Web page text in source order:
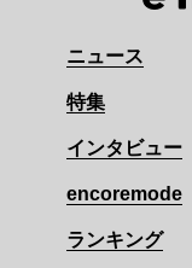
ニュース
特集
インタビュー
encoremode
ランキング